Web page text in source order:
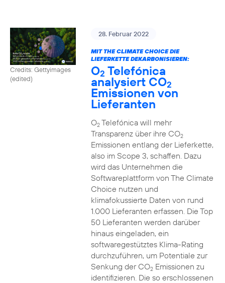
Credits: Gettyimages
(edited)
28. Februar 2022
MIT THE CLIMATE CHOICE DIE
LIEFERKETTE DEKARBONISIEREN:
O2 Telefónica
analysiert CO2
Emissionen von
Lieferanten
O2Telefónica will mehr
Transparenz über ihre CO2
Emissionen entlang der Lieferkette,
also im Scope 3, schaffen. Dazu
wird das Unternehmen die
Softwareplattform von The Climate
Choice nutzen und
klimafokussierte Daten von rund
1.000 Lieferanten erfassen. Die Top
50 Lieferanten werden darüber
hinaus eingeladen, ein
softwaregestütztes Klima-Rating
durchzuführen, um Potentiale zur
Senkung der CO2Emissionen zu
identifizieren. Die so erschlossenen